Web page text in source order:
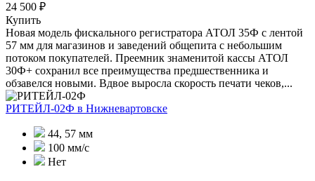
24 500 ₽
Купить
Новая модель фискального регистратора АТОЛ 35Ф с лентой
57 мм для магазинов и заведений общепита с небольшим
потоком покупателей. Преемник знаменитой кассы АТОЛ
30Ф+ сохранил все преимущества предшественника и
обзавелся новыми. Вдвое выросла скорость печати чеков,...
РИТЕЙЛ-02Ф в Нижневартовске
44, 57 мм
100 мм/с
Нет